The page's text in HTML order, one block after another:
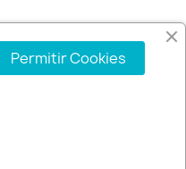
Permitir Cookies